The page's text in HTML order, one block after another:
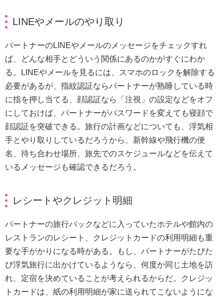
LINEやメールのやり取り
パートナーのLINEやメールのメッセージをチェックすれ
ば、どんな相手とどういう関係にあるのかがすぐにわか
る。LINEやメールを見るには、スマホのロックを解除する
必要があるが、指紋認証ならパートナーが熟睡している時
に指を押し当てる、顔認証なら「注視」の設定などをオフ
にしておけば、パートナーがパスワードを変えても寝顔で
顔認証を突破できる。旅行の計画などについても、浮気相
手とやり取りしているだろうから、新幹線や飛行機の便
名、待ち合わせ場所、旅先でのスケジュールなどを伝えて
いるメッセージも確認できるだろう。
レシートやクレジット明細
パートナーの旅行バックなどに入っていたホテルや館内の
レストランのレシート、クレジットカードの利用明細も重
要な手がかりになる時がある。もし、パートナーがたびた
び浮気旅行に出かけているようなら、何度か同じ土地を訪
れ、定宿を決めていることが考えられるからだ。クレジッ
トカードは、紙の利用明細が家に送られてこないようにな